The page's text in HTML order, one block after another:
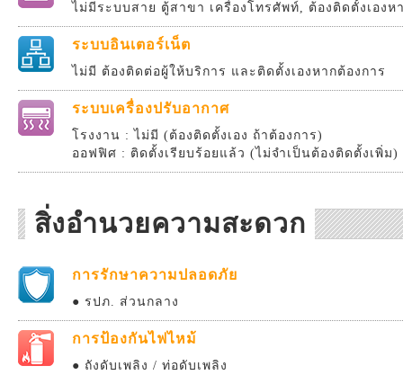
ไม่มีระบบสาย ตู้สาขา เครื่องโทรศัพท์, ต้องติดตั้งเองห
ระบบอินเตอร์เน็ต
ไม่มี ต้องติดต่อผู้ให้บริการ และติดตั้งเองหากต้องการ
ระบบเครื่องปรับอากาศ
โรงงาน : ไม่มี (ต้องติดตั้งเอง ถ้าต้องการ)
ออฟฟิศ : ติดตั้งเรียบร้อยแล้ว (ไม่จำเป็นต้องติดตั้งเพิ่ม)
สิ่งอำนวยความสะดวก
การรักษาความปลอดภัย
● รปภ. ส่วนกลาง
การป้องกันไฟไหม้
● ถังดับเพลิง / ท่อดับเพลิง